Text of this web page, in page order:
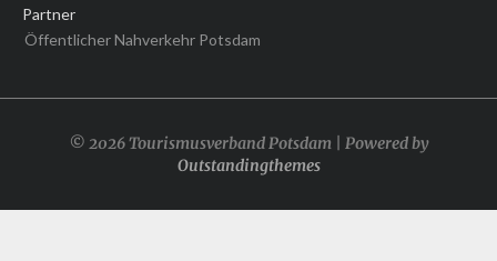
Partner
Öffentlicher Nahverkehr Potsdam
© 2026 Tourismusverband Potsdam | Powered by
Outstandingthemes